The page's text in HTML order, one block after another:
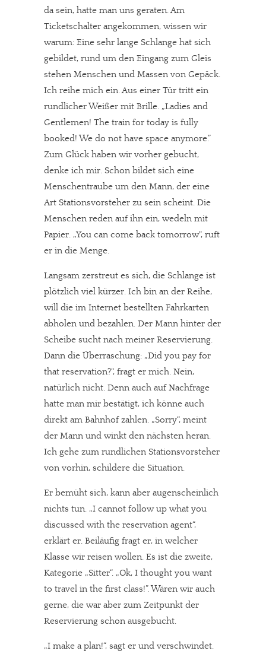
da sein, hatte man uns geraten. Am
Ticketschalter angekommen, wissen wir
warum: Eine sehr lange Schlange hat sich
gebildet, rund um den Eingang zum Gleis
stehen Menschen und Massen von Gepäck.
Ich reihe mich ein. Aus einer Tür tritt ein
rundlicher Weißer mit Brille. „Ladies and
Gentlemen! The train for today is fully
booked! We do not have space anymore.”
Zum Glück haben wir vorher gebucht,
denke ich mir. Schon bildet sich eine
Menschentraube um den Mann, der eine
Art Stationsvorsteher zu sein scheint. Die
Menschen reden auf ihn ein, wedeln mit
Papier. „You can come back tomorrow“, ruft
er in die Menge.
Langsam zerstreut es sich, die Schlange ist
plötzlich viel kürzer. Ich bin an der Reihe,
will die im Internet bestellten Fahrkarten
abholen und bezahlen. Der Mann hinter der
Scheibe sucht nach meiner Reservierung.
Dann die Überraschung: „Did you pay for
that reservation?“, fragt er mich. Nein,
natürlich nicht. Denn auch auf Nachfrage
hatte man mir bestätigt, ich könne auch
direkt am Bahnhof zahlen. „Sorry“, meint
der Mann und winkt den nächsten heran.
Ich gehe zum rundlichen Stationsvorsteher
von vorhin, schildere die Situation.
Er bemüht sich, kann aber augenscheinlich
nichts tun. „I cannot follow up what you
discussed with the reservation agent“,
erklärt er. Beiläufig fragt er, in welcher
Klasse wir reisen wollen. Es ist die zweite,
Kategorie „Sitter“. „Ok, I thought you want
to travel in the first class!”. Wären wir auch
gerne, die war aber zum Zeitpunkt der
Reservierung schon ausgebucht.
„I make a plan!“, sagt er und verschwindet.